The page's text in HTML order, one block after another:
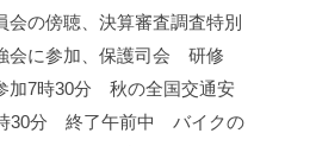
会の傍聴、決算審査調査特別
会に参加、保護司会 研修
加7時30分 秋の全国交通安
30分 終了午前中 バイクの